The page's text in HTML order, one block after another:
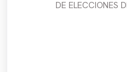
DE ELECCIONES